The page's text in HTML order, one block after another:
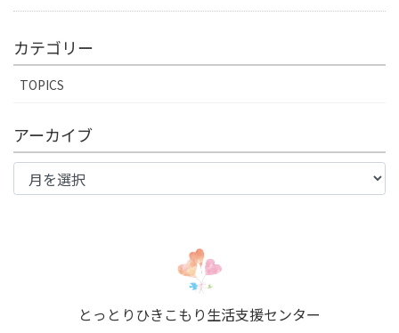
カテゴリー
TOPICS
アーカイブ
ア
ー
とっとりひきこもり生活支援センター